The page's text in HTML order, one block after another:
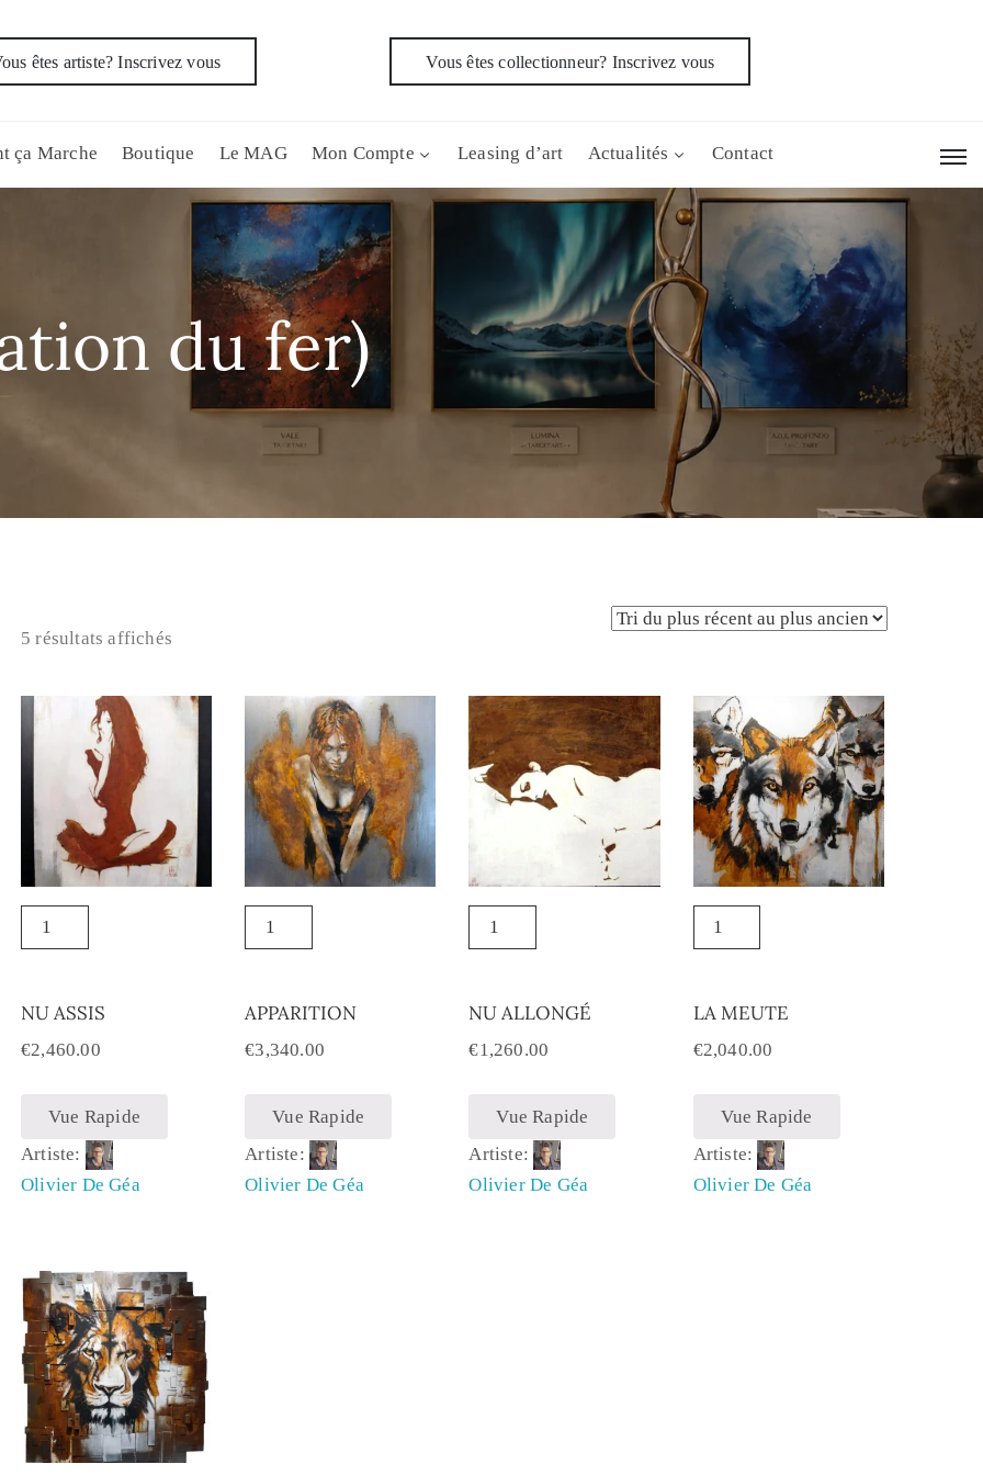
êtes artiste? Inscrivez vous Vous êtes collectionneur? Inscrivez vous
ça Marche Boutique Le MAG Mon Compte Leasing d’art Actualités Contact
du fer)
5 résultats affichés
NU ASSIS
€2,460.00
Vue Rapide
Artiste:
Olivier De Géa
APPARITION
€3,340.00
Vue Rapide
Artiste:
Olivier De Géa
NU ALLONGÉ
€1,260.00
Vue Rapide
Artiste:
Olivier De Géa
LA MEUTE
€2,040.00
Vue Rapide
Artiste:
Olivier De Géa